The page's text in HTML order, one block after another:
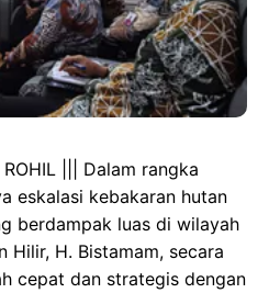
||| Dalam rangka
eskalasi kebakaran hutan
berdampak luas di wilayah
Hilir, H. Bistamam, secara
cepat dan strategis dengan